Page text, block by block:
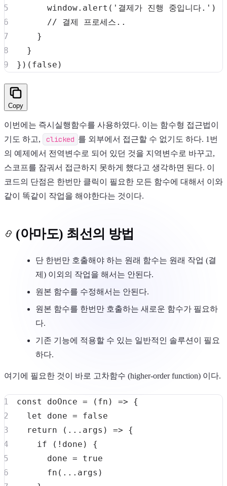
window. alert ( '결제가 진행 중입니다.' )
// 결제 프로세스..
}
}
} ) ( false )
Copy
이번에는 즉시실행함수를 사용하였다. 이는 함수형 접근법이
기도 하고,
clicked 를 외부에서 접근할 수 없기도 하다. 1번
의 예제에서 전역변수로 되어 있던 것을 지역변수로 바꾸고,
스코프를 잠궈서 접근하지 못하게 했다고 생각하면 된다. 이
코드의 단점은 한번만 클릭이 필요한 모든 함수에 대해서 이와
같이 똑같이 작업을 해야한다는 것이다.
(아마도) 최선의 방법
단 한번만 호출해야 하는 원래 함수는 원래 작업 (결
제) 이외의 작업을 해서는 안된다.
원본 함수를 수정해서는 안된다.
원본 함수를 한번만 호출하는 새로운 함수가 필요하
다.
기존 기능에 적용할 수 있는 일반적인 솔루션이 필요
하다.
여기에 필요한 것이 바로 고차함수 (higher-order function) 이다.
const doOnce = ( fn ) =>
{
let
done =
false
return
( ... args ) =>
{
if
( ! done )
{
      done
=
true
fn ( ... args )